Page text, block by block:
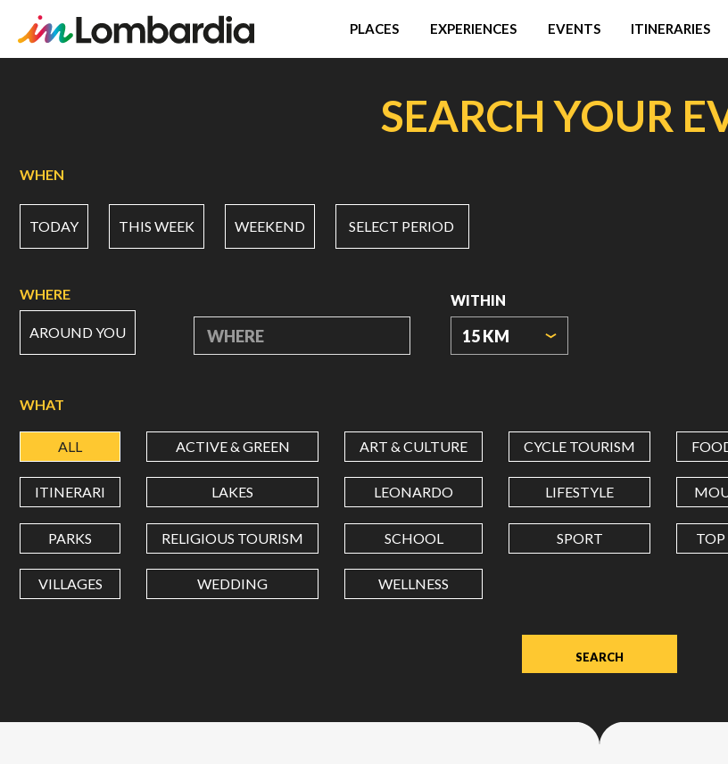
PLACES EXPERIENCES EVENTS ITINERARIES
SEARCH YOUR
WHEN
TODAY THIS WEEK WEEKEND SELECT PERIOD
WHERE
AROUND YOU WHERE
WITHIN
15 KM
LONGITUDE
dot
WHAT
ALL ACTIVE & GREEN ART & CULTURE CYCLE TOURISM
ITINERARI LAKES LEONARDO LIFESTYLE
PARKS RELIGIOUS TOURISM SCHOOL SPORT TOP
VILLAGES WEDDING WELLNESS